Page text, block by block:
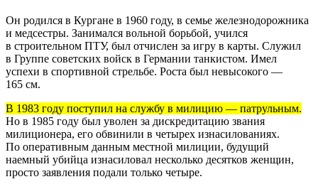
Он родился в Кургане в 1960 году, в семье железнодорожника
и медсестры. Занимался вольной борьбой, учился
в строительном ПТУ, был отчислен за игру в карты. Служил
в Группе советских войск в Германии танкистом. Имел
успехи в спортивной стрельбе. Роста был невысокого —
165 см.
В 1983 году поступил на службу в милицию — патрульным.
Но в 1985 году был уволен за дискредитацию звания
милиционера, его обвинили в четырех изнасилованиях.
По оперативным данным местной милиции, будущий
наемный убийца изнасиловал несколько десятков женщин,
просто заявления подали только четыре.